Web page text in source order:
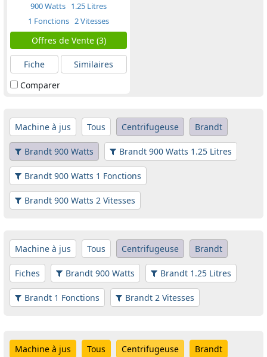
900 Watts 1.25 Litres
1 Fonctions 2 Vitesses
Offres de Vente (3)
Fiche
Similaires
Comparer
Machine à jus Tous Centrifugeuse Brandt
Brandt 900 Watts Brandt 900 Watts 1.25 Litres
Brandt 900 Watts 1 Fonctions
Brandt 900 Watts 2 Vitesses
Machine à jus Tous Centrifugeuse Brandt
Fiches Brandt 900 Watts Brandt 1.25 Litres
Brandt 1 Fonctions Brandt 2 Vitesses
Machine à jus Tous Centrifugeuse Brandt